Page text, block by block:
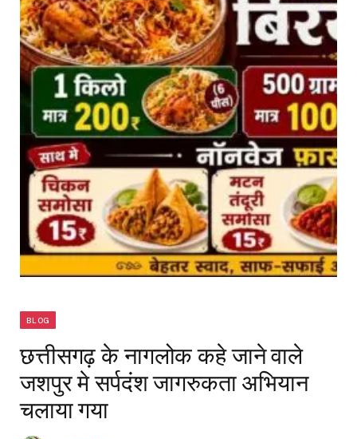
BLOG
छत्तीसगढ़ के नागलोक कहे जाने वाले
जशपुर मे सर्पदंश जागरुकता अभियान
चलाया गया